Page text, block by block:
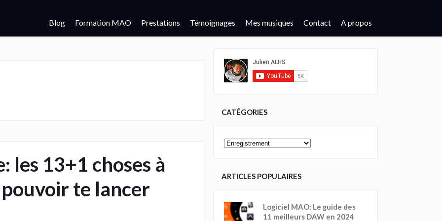
Blog Formation MAO Prestations Témoignages Mes musiques Contact A propos
les 13+1 choses à
te lancer
CATÉGORIES
ARTICLES POPULAIRES
Logiciel MAO: Le guide des
11 meilleurs DAW en 2024